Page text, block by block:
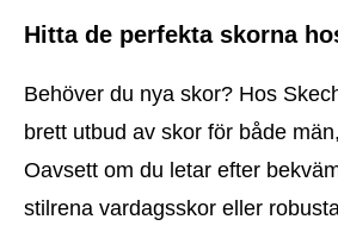
Hitta de perfekta skorna
Behöver du nya skor? Hos
brett utbud av skor för både
Oavsett om du letar efter
stilrena vardagsskor eller